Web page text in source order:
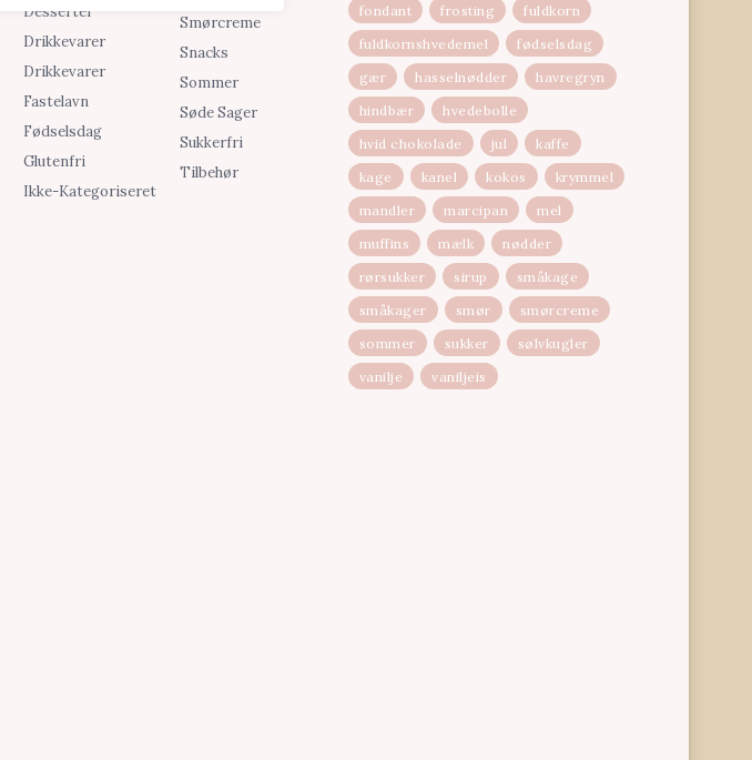
Desserter
Drikkevarer
Drikkevarer
Fastelavn
Fødselsdag
Glutenfri
Ikke-Kategoriseret
Smørcreme
Snacks
Sommer
Søde Sager
Sukkerfri
Tilbehør
fondant
frosting
fuldkorn
fuldkornshvedemel
fødselsdag
gær
hasselnødder
havregryn
hindbær
hvedebolle
hvid chokolade
jul
kaffe
kage
kanel kokos
krymmel
mandler
marcipan
mel
muffins
mælk
nødder
rørsukker
sirup
småkage
småkager
smør
smørcreme
sommer
sukker
sølvkugler
vanilje
vaniljeis